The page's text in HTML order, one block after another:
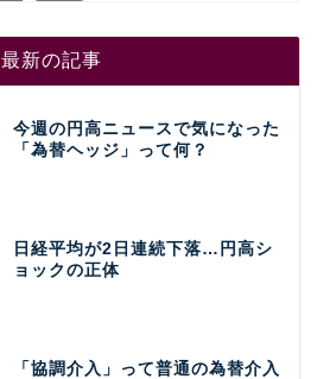
最新の記事
今週の円高ニュースで気になった
「為替ヘッジ」って何？
日経平均が2日連続下落…円高シ
ョックの正体
「協調介入」って普通の為替介入